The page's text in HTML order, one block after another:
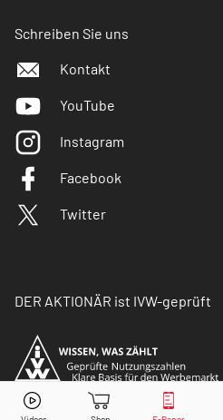
ITM Power Aktie jetzt handeln?
Schreiben Sie uns
Kontakt
YouTube
Instagram
Facebook
Twitter
DER AKTIONÄR ist IVW-geprüft